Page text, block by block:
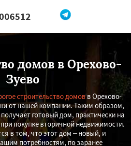
мне
домов в Орехово-
Зуево
строительство домовв Орехово-
от нашей компании. Таким образом,
готовый дом, практически на
покупке вторичной недвижимости.
в том, что этот дом – новый, и
потребностям, по заранее